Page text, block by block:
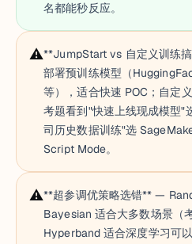
名都能秒反应。
⚠️**JumpStart vs 自定义训练
部署预训练模型（
等），适合快速 POC；自定
考题看到"快速上线现成模型
司历史数据训练"选
Script Mode。
⚠️**超参调优策略选错** —
Bayesian 适合大多数场景（
Hyperband 适合深度学习可